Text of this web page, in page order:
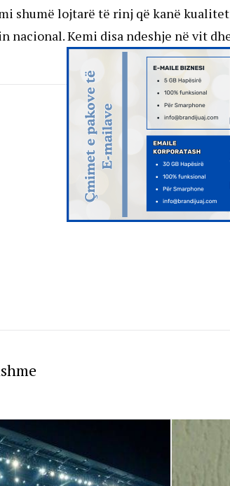
shumë lojtarë të rinj që kanë
nacional. Kemi disa ndeshje në vit